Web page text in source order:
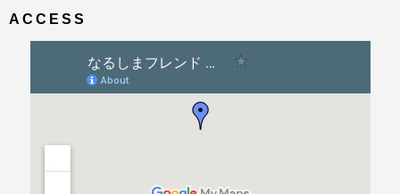
ゲACCESS